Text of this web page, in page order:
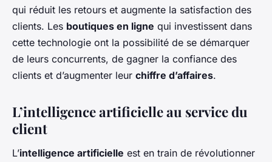
qui réduit les retours et augmente la satisfaction des
clients. Les boutiques en ligne qui investissent dans
cette technologie ont la possibilité de se démarquer
de leurs concurrents, de gagner la confiance des
clients et d’augmenter leur chiffre d’affaires.
L’intelligence artificielle au service du
client
L’intelligence artificielle est en train de révolutionner